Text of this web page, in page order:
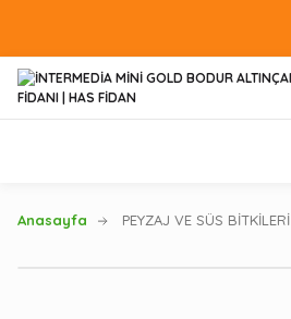
Anasayfa PEYZAJ VE SÜS BİTKİLERİ